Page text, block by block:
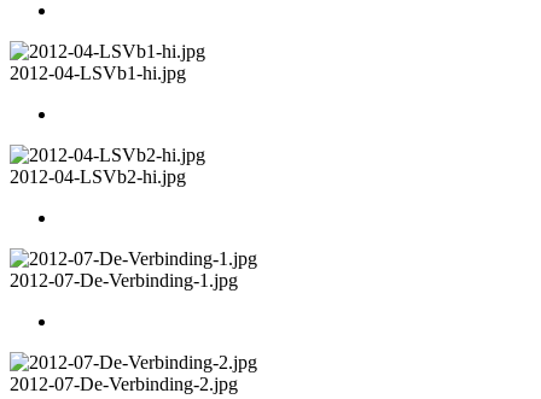
2012-04-LSVb1-hi.jpg
2012-04-LSVb2-hi.jpg
2012-07-De-Verbinding-1.jpg
2012-07-De-Verbinding-2.jpg